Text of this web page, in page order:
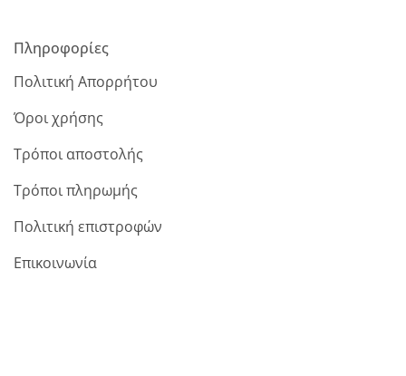
Πληροφορίες
Πολιτική Απορρήτου
Όροι χρήσης
Τρόποι αποστολής
Τρόποι πληρωμής
Πολιτική επιστροφών
Επικοινωνία